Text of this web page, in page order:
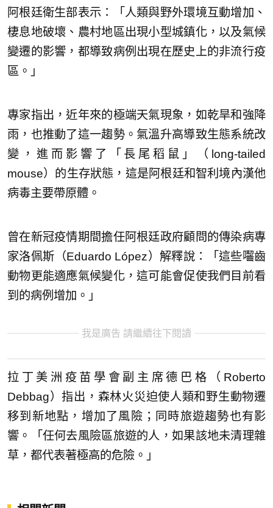
阿根廷衛生部表示：「人類與野外環境互動增加、
棲息地破壞、農村地區出現小型城鎮化，以及氣候
變遷的影響，都導致病例出現在歷史上的非流行疫
區。」
專家指出，近年來的極端天氣現象，如乾旱和強降
雨，也推動了這一趨勢。氣溫升高導致生態系統改
變，進而影響了「長尾稻鼠」（long-tailed
mouse）的生存狀態，這是阿根廷和智利境內漢他
病毒主要帶原體。
曾在新冠疫情期間擔任阿根廷政府顧問的傳染病專
家洛佩斯（Eduardo López）解釋說：「這些囓齒
動物更能適應氣候變化，這可能會促使我們目前看
到的病例增加。」
我是廣告 請繼續往下閱讀
拉丁美洲疫苗學會副主席德巴格（Roberto
Debbag）指出，森林火災迫使人類和野生動物遷
移到新地點，增加了風險；同時旅遊趨勢也有影
響。「任何去風險區旅遊的人，如果該地未清理雜
草，都代表著極高的危險。」